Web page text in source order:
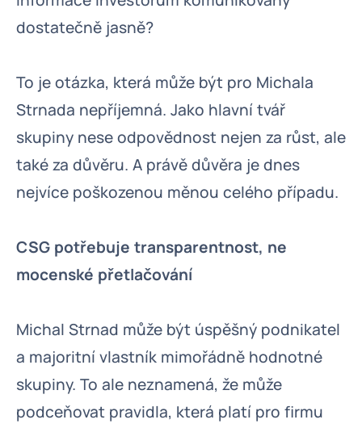
dostatečně jasně?
To je otázka, která může být pro Michala
Strnada nepříjemná. Jako hlavní tvář
skupiny nese odpovědnost nejen za růst, ale
také za důvěru. A právě důvěra je dnes
nejvíce poškozenou měnou celého případu.
CSG potřebuje transparentnost, ne
mocenské přetlačování
Michal Strnad může být úspěšný podnikatel
a majoritní vlastník mimořádně hodnotné
skupiny. To ale neznamená, že může
podceňovat pravidla, která platí pro firmu